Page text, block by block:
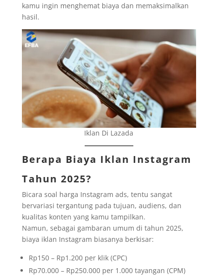
kamu ingin menghemat biaya dan memaksimalkan
hasil.
Iklan Di Lazada
Berapa Biaya Iklan Instagram
Tahun 2025?
Bicara soal harga Instagram ads, tentu sangat
bervariasi tergantung pada tujuan, audiens, dan
kualitas konten yang kamu tampilkan.
Namun, sebagai gambaran umum di tahun 2025,
biaya iklan Instagram biasanya berkisar:
Rp150 – Rp1.200 per klik (CPC)
Rp70.000 – Rp250.000 per 1.000 tayangan (CPM)